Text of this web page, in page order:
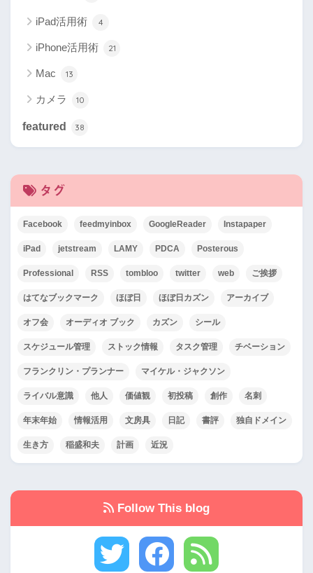
iPad活用術 4
iPhone活用術 21
Mac 13
カメラ 10
featured 38
タグ
Facebook feedmyinbox GoogleReader Instapaper
iPad jetstream LAMY PDCA Posterous
Professional RSS tombloo twitter web ご挨拶
はてなブックマーク ほぼ日 ほぼ日カズン アーカイブ
オフ会 オーディオ ブック カズン シール
スケジュール管理 ストック情報 タスク管理 チベーション
フランクリン・プランナー マイケル・ジャクソン
ライバル意識 他人 価値観 初投稿 創作 名刺
年末年始 情報活用 文房具 日記 書評 独自ドメイン
生き方 稲盛和夫 計画 近況
Follow This blog